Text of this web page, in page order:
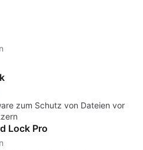
zum Schutz von Dateien vor
Lock Pro